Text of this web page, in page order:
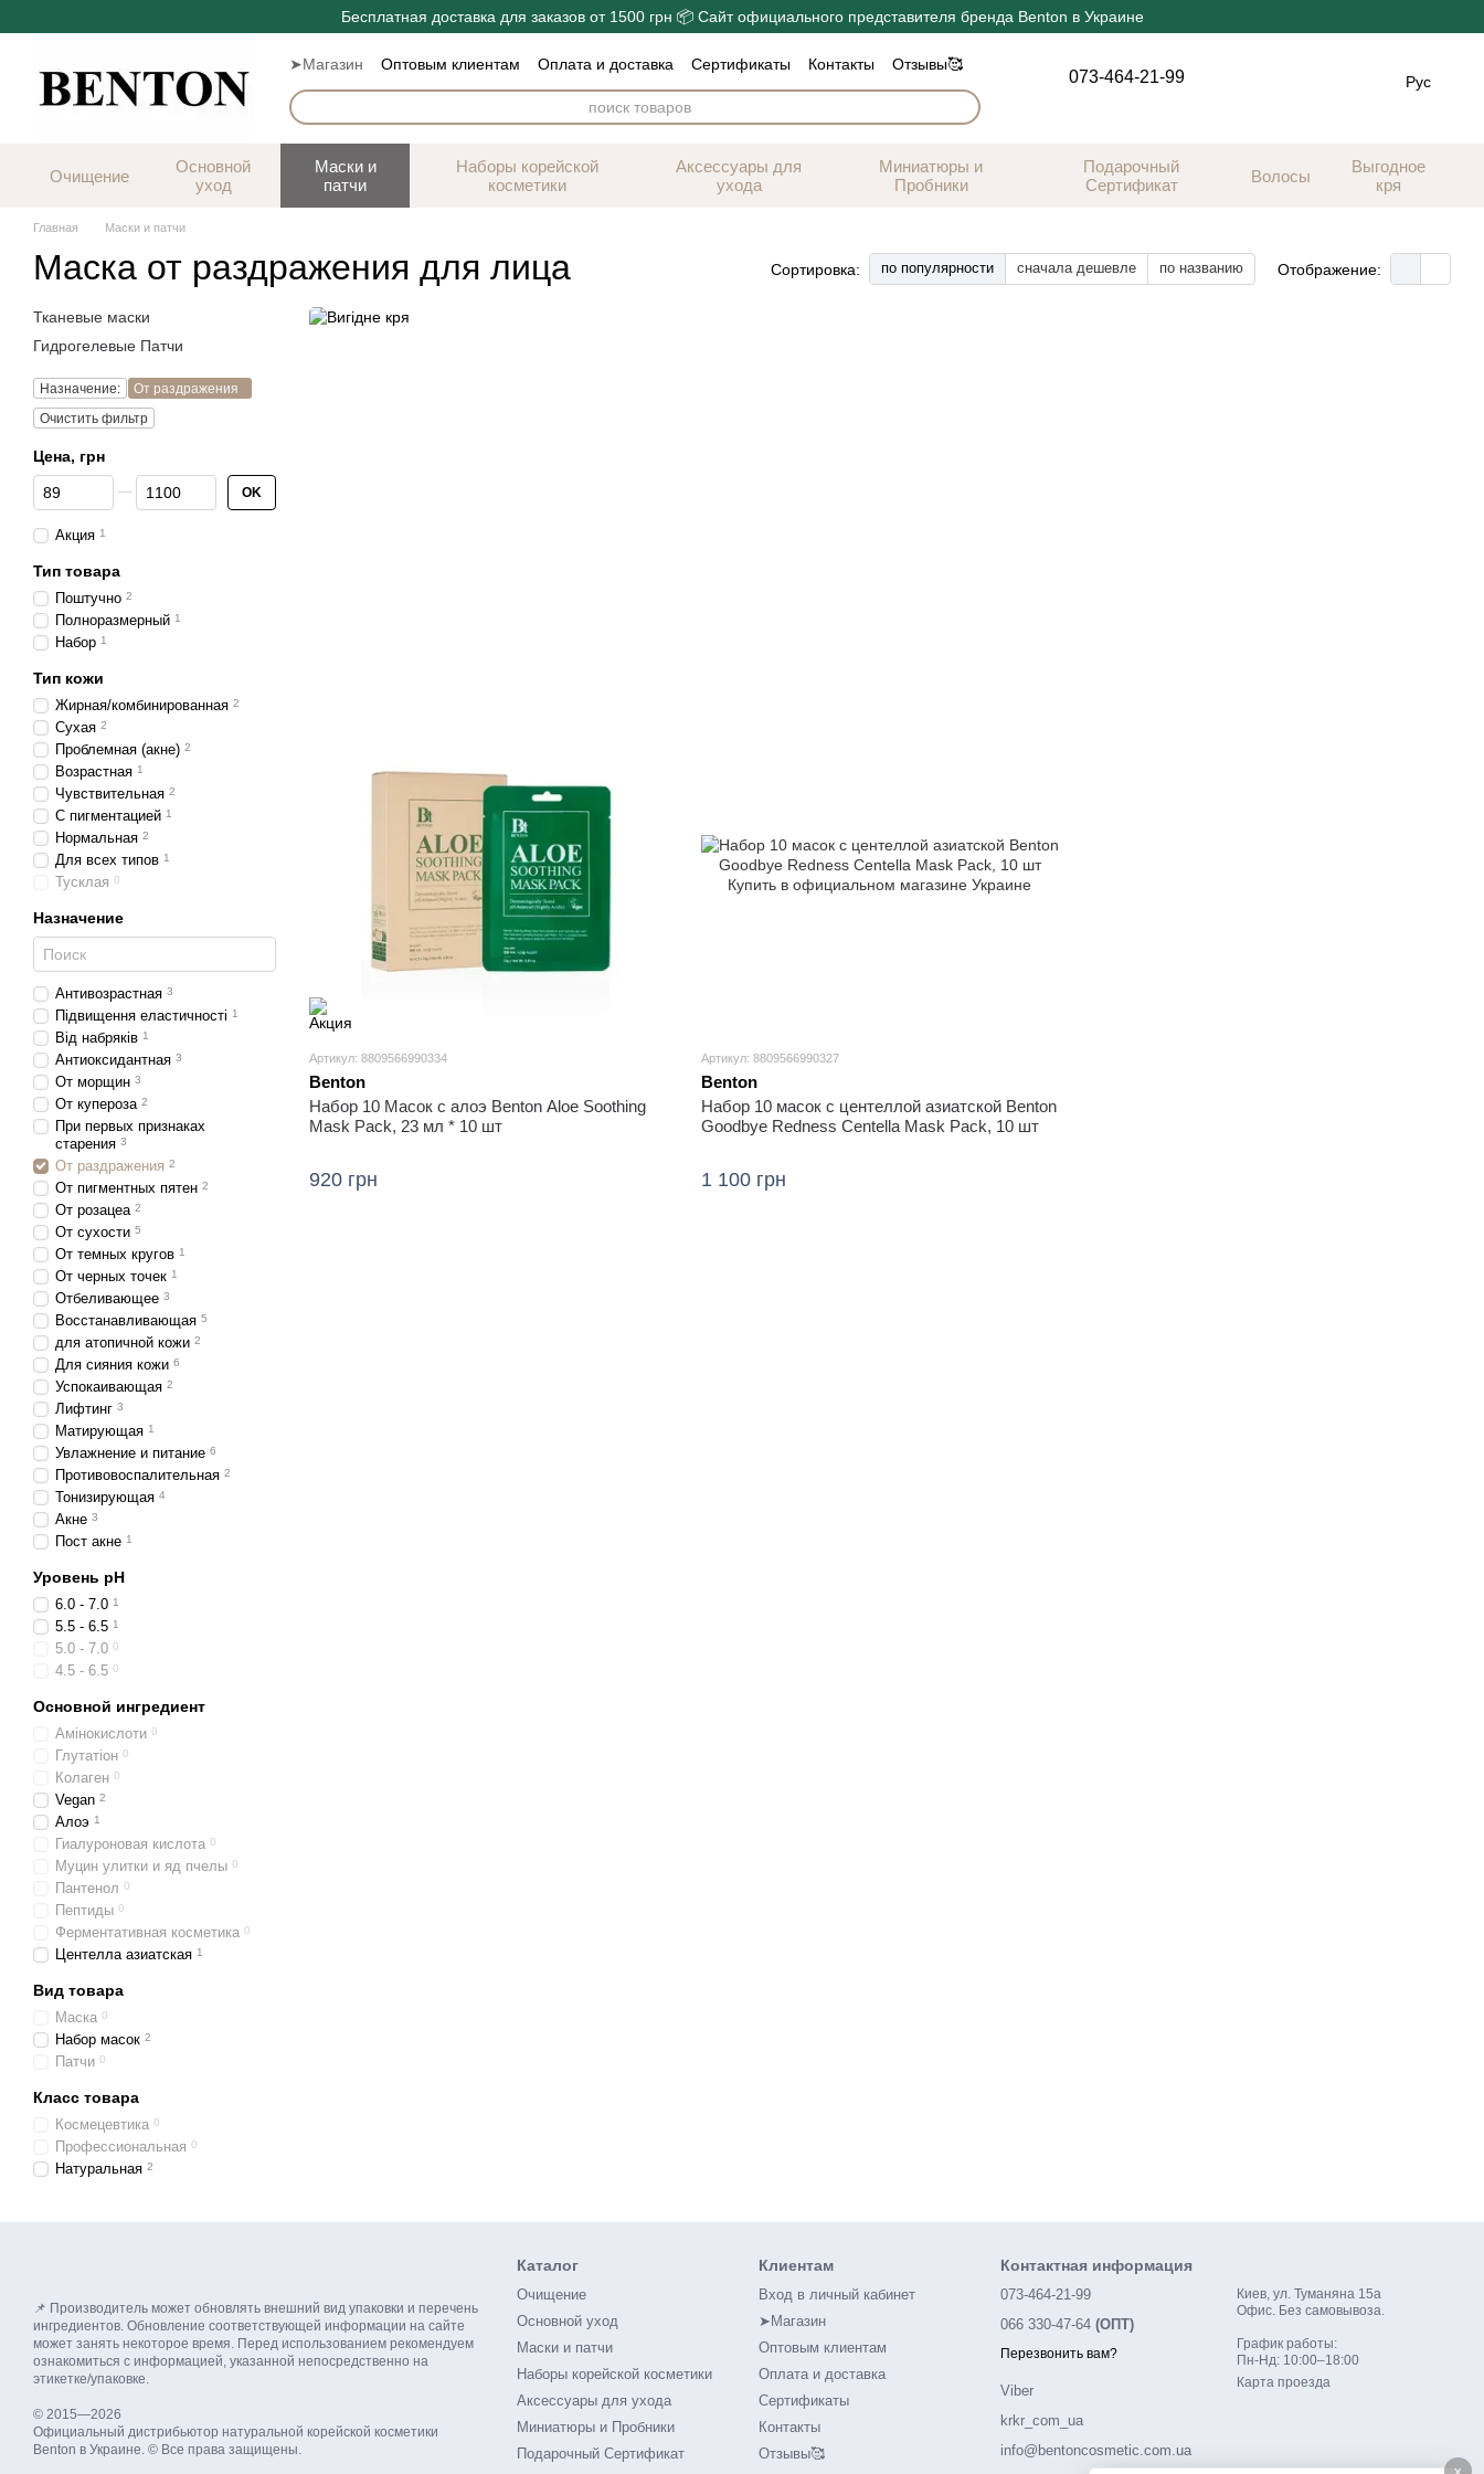
Бесплатная доставка для заказов от 1500 грн 📦 Сайт официального представителя бренда Benton в Украине
➤Магазин Оптовым клиентам Оплата и доставка Сертификаты Контакты
Отзывы🥰
Блог
Обмен и возврат Публичная оферта
073-464-21-99 Рус
Очищение
Основной
уход
Маски и
патчи
Наборы корейской
косметики
Аксессуары для
ухода
Миниатюры и
Пробники
Подарочный
Сертификат
Волосы
Выгодное
кря
Главная Маски и патчи
Маска от раздражения для лица Сортировка: по популярности сначала дешевле по названию Отображение:
Артикул: 8809566990334
Benton
Набор 10 Масок с алоэ Benton Aloe Soothing
Mask Pack, 23 мл * 10 шт
920 грн
Артикул: 8809566990327
Benton
Набор 10 масок с центеллой азиатской Benton
Goodbye Redness Centella Mask Pack, 10 шт
1 100 грн
Тканевые маски
Гидрогелевые Патчи
Назначение:
От раздражения
Очистить фильтр
Цена, грн
От Цена, грн
До Цена, грн OK
Акция 1
Тип товара
Поштучно 2
Полноразмерный 1
Набор 1
Тип кожи
Жирная/комбинированная 2
Сухая 2
Проблемная (акне) 2
Возрастная 1
Чувствительная 2
С пигментацией 1
Нормальная 2
Для всех типов 1
Тусклая 0
Назначение
Антивозрастная 3
Підвищення еластичності 1
Від набряків 1
Антиоксидантная 3
От морщин 3
От купероза 2
При первых признаках
старения 3
От раздражения 2
От пигментных пятен 2
От розацеа 2
От сухости 5
От темных кругов 1
От черных точек 1
Отбеливающее 3
Восстанавливающая 5
для атопичной кожи 2
Для сияния кожи 6
Успокаивающая 2
Лифтинг 3
Матирующая 1
Увлажнение и питание 6
Противовоспалительная 2
Тонизирующая 4
Акне 3
Пост акне 1
Уровень pH
6.0 - 7.0 1
5.5 - 6.5 1
5.0 - 7.0 0
4.5 - 6.5 0
Основной ингредиент
Амінокислоти 0
Глутатіон 0
Колаген 0
Vegan 2
Алоэ 1
Гиалуроновая кислота 0
Муцин улитки и яд пчелы 0
Пантенол 0
Пептиды 0
Ферментативная косметика 0
Центелла азиатская 1
Вид товара
Маска 0
Набор масок 2
Патчи 0
Класс товара
Космецевтика 0
Профессиональная 0
Натуральная 2
📌 Производитель может обновлять внешний вид упаковки и перечень
ингредиентов. Обновление соответствующей информации на сайте
может занять некоторое время. Перед использованием рекомендуем
ознакомиться с информацией, указанной непосредственно на
этикетке/упаковке.
© 2015—2026
Официальный дистрибьютор натуральной корейской косметики
Benton в Украине. © Все права защищены.
Каталог
Очищение
Основной уход
Маски и патчи
Наборы корейской косметики
Аксессуары для ухода
Миниатюры и Пробники
Подарочный Сертификат
Клиентам
Вход в личный кабинет
➤Магазин
Оптовым клиентам
Оплата и доставка
Сертификаты
Контакты
Отзывы🥰
Контактная информация
073-464-21-99
066 330-47-64 (ОПТ)
Перезвонить вам?
Viber
krkr_com_ua
info@bentoncosmetic.com.ua
Киев, ул. Туманяна 15а
Офис. Без самовывоза.
График работы:
Пн-Нд: 10:00–18:00
Карта проезда
x